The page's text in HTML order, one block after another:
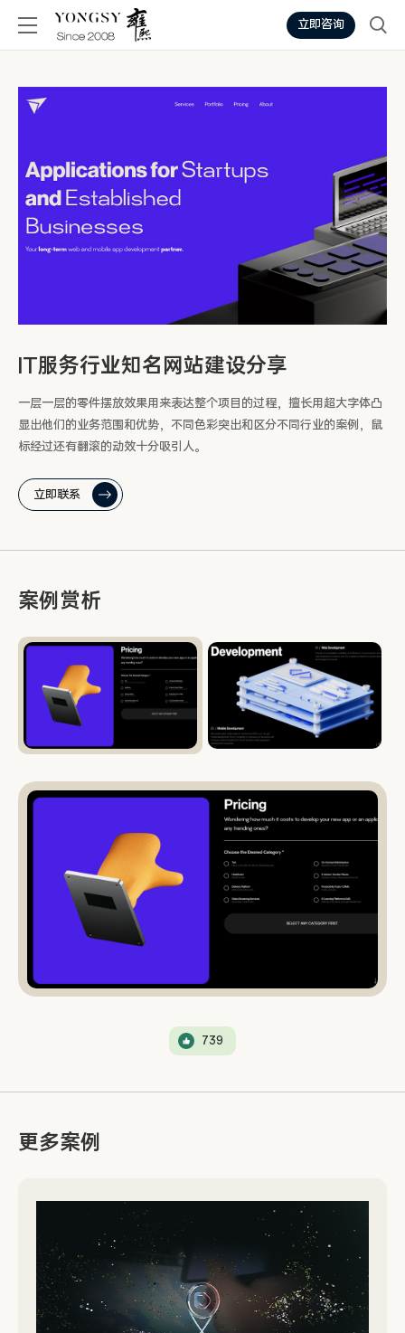
立即咨询
IT服务行业知名网站建设分享
一层一层的零件摆放效果用来表达整个项目的过程，擅长用超大字体凸
显出他们的业务范围和优势，不同色彩突出和区分不同行业的案例，鼠
标经过还有翻滚的动效十分吸引人。
立即联系
案例赏析
739
更多案例